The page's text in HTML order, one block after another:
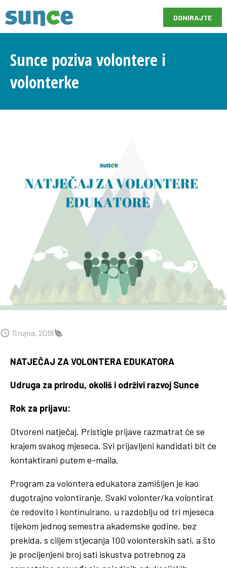
DONIRAJTE
Sunce poziva volontere i
volonterke
11 rujna, 2019
NATJEČAJ ZA VOLONTERA EDUKATORA
Udruga za prirodu, okoliš i održivi razvoj Sunce
Rok za prijavu:
Otvoreni natječaj. Pristigle prijave razmatrat će se
krajem svakog mjeseca. Svi prijavljeni kandidati bit će
kontaktirani putem e-maila.
Program za volontera edukatora zamišljen je kao
dugotrajno volontiranje. Svaki volonter/ka volontirat
će redovito i kontinuirano, u razdoblju od tri mjeseca
tijekom jednog semestra akademske godine, bez
prekida, s ciljem stjecanja 100 volonterskih sati, a što
je procijenjeni broj sati iskustva potrebnog za